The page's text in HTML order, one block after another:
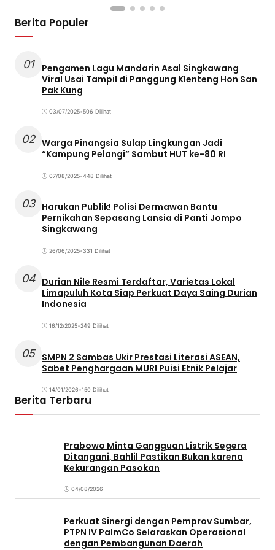
Berita Populer
01
Pengamen Lagu Mandarin Asal Singkawang
Viral Usai Tampil di Panggung Klenteng Hon San
Pak Kung
03/07/2025•506 Dilihat
02 Warga Pinangsia Sulap Lingkungan Jadi
“Kampung Pelangi” Sambut HUT ke-80 RI
07/08/2025•448 Dilihat
03 Harukan Publik! Polisi Dermawan Bantu
Pernikahan Sepasang Lansia di Panti Jompo
Singkawang
26/06/2025•331 Dilihat
04 Durian Nile Resmi Terdaftar, Varietas Lokal
Limapuluh Kota Siap Perkuat Daya Saing Durian
Indonesia
16/12/2025•249 Dilihat
05 SMPN 2 Sambas Ukir Prestasi Literasi ASEAN,
Sabet Penghargaan MURI Puisi Etnik Pelajar
14/01/2026•150 Dilihat
Berita Terbaru
Prabowo Minta Gangguan Listrik Segera
Ditangani, Bahlil Pastikan Bukan karena
Kekurangan Pasokan
04/08/2026
Perkuat Sinergi dengan Pemprov Sumbar,
PTPN IV PalmCo Selaraskan Operasional
dengan Pembangunan Daerah